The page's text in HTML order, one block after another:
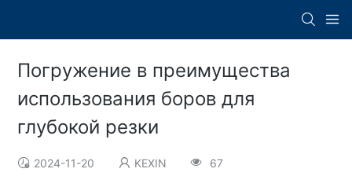
Погружение в преимущества
использования боров для
глубокой резки
2024-11-20 KEXIN 67